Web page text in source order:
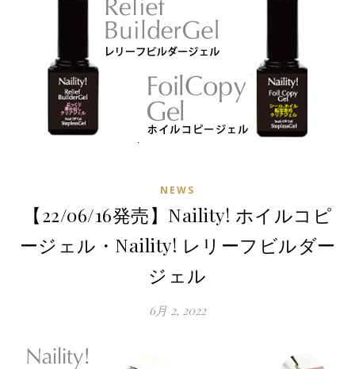
NEWS
【22/06/16発売】Naility! ホイルコピ
ージェル・Naility! レリーフビルダー
ジェル
6月 2, 2022